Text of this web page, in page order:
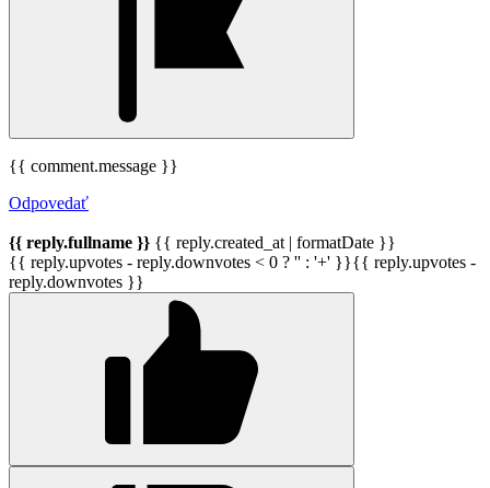
{{ comment.message }}
Odpovedať
{{ reply.fullname }} {{ reply.created_at | formatDate }}
{{ reply.upvotes - reply.downvotes < 0 ? '' : '+' }}{{ reply.upvotes -
reply.downvotes }}